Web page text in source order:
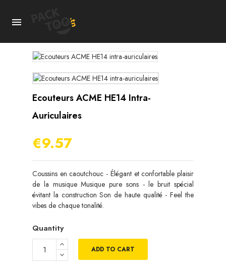

Ecouteurs ACME HE14 Intra-
Auriculaires
€9.57
Coussins en caoutchouc - Élégant et confortable plaisir
de la musique Musique pure sons - le bruit spécial
évitant la construction Son de haute qualité - Feel the
vibes de chaque tonalité.
Quantity
ADD TO CART